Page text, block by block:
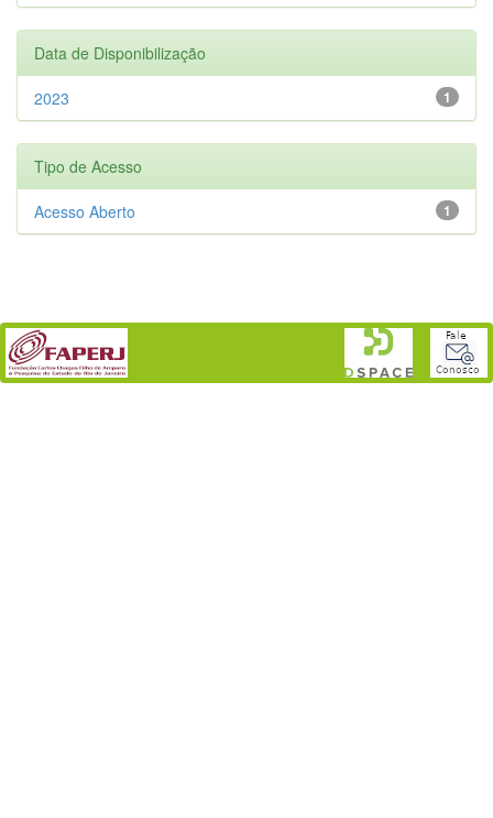
Data de Disponibilização
1
2023
Tipo de Acesso
1
Acesso Aberto